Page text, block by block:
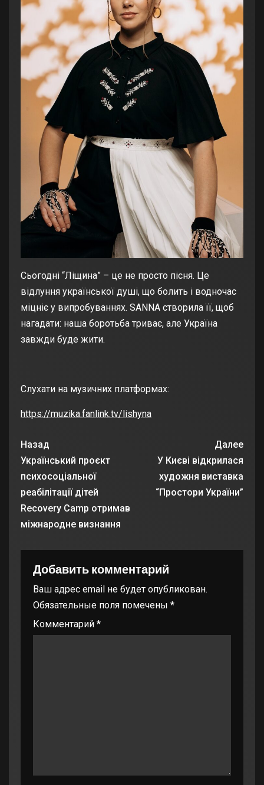
Сьогодні “Ліщина” – це не просто пісня. Це
відлуння української душі, що болить і водночас
міцніє у випробуваннях. SANNA створила її, щоб
нагадати: наша боротьба триває, але Україна
завжди буде жити.
Слухати на музичних платформах:
https://muzika.fanlink.tv/lishyna
Назад
Український проєкт
психосоціальної
реабілітації дітей
Recovery Camp отримав
міжнародне визнання
Далее
У Києві відкрилася
художня виставка
“Простори України”
Добавить комментарий
Ваш адрес email не будет опубликован.
Обязательные поля помечены *
Комментарий *